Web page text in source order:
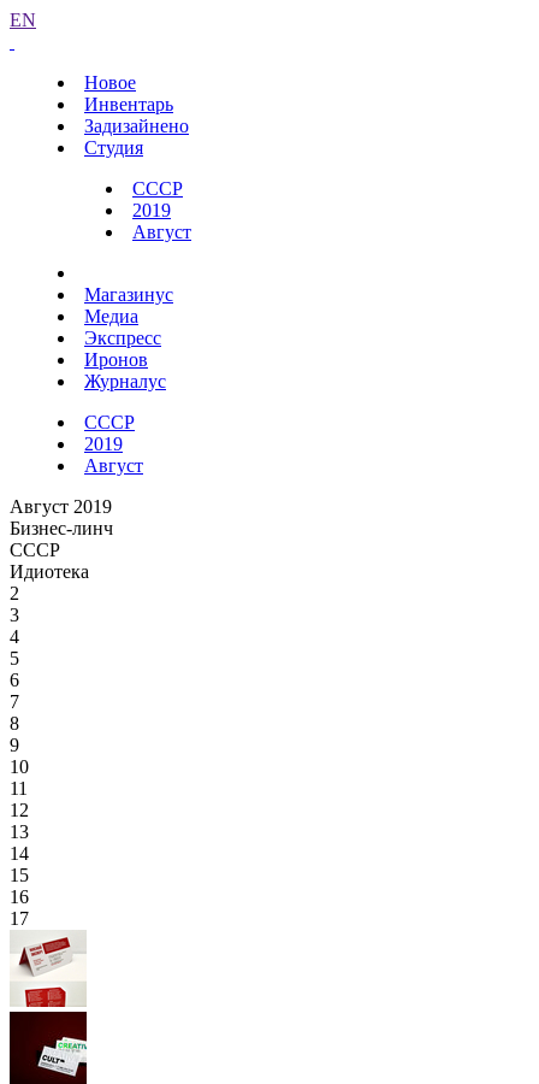
EN
Новое
Инвентарь
Задизайнено
Студия
СССР
2019
Август
Магазинус
Медиа
Экспресс
Иронов
Журналус
СССР
2019
Август
Август 2019
Бизнес-линч
СССР
Идиотека
2
3
4
5
6
7
8
9
10
11
12
13
14
15
16
17